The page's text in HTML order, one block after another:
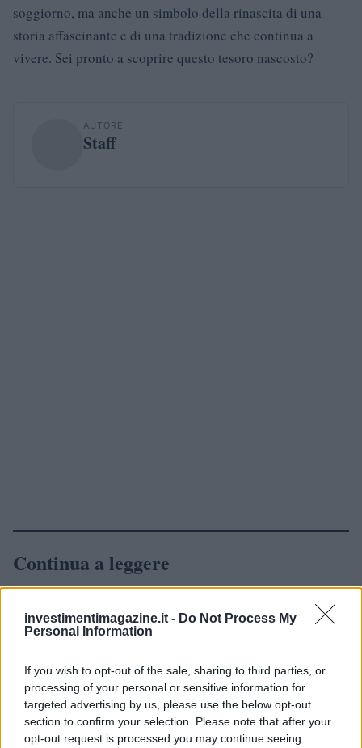
investimentimagazine.it - Do Not Process My
Personal Information
If you wish to opt-out of the sale, sharing to third parties, or
processing of your personal or sensitive information for
targeted advertising by us, please use the below opt-out
section to confirm your selection. Please note that after your
opt-out request is processed you may continue seeing
soggiorno, ma anche un simbolo della rinascita di una
storia affascinante e di una tradizione che continua a
vivere. Sei pronto a scoprire questo tesoro nascosto?
AUTORE
Staff
Continua a leggere